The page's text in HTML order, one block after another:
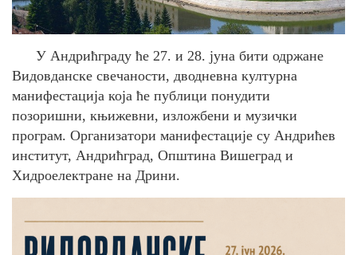
У Андрићграду ће 27. и 28. јуна бити одржане
Видовданске свечаности, дводневна културна
манифестација која ће публици понудити
позоришни, књижевни, изложбени и музички
програм. Организатори манифестације су Андрићев
институт, Андрићград, Општина Вишеград и
Хидроелектране на Дрини.